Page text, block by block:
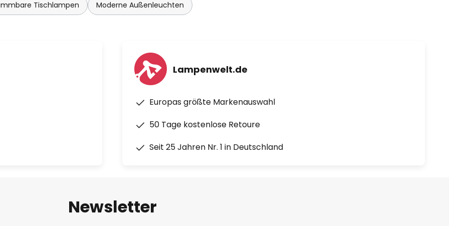
Tischlampen Moderne Außenleuchten
Lampenwelt.de
Europas größte Markenauswahl
50 Tage kostenlose Retoure
Seit 25 Jahren Nr. 1 in Deutschland
Newsletter